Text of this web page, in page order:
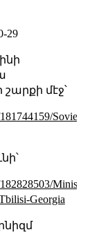
29
մէջ՝
Soviet-
Ministry-
Georgia